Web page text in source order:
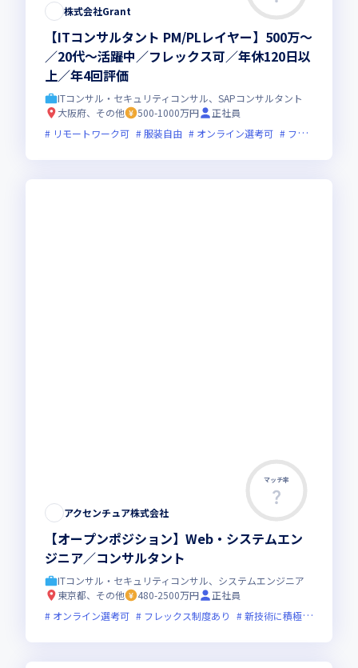
株式会社Grant
【ITコンサルタント PM/PLレイヤー】500万～
／20代～活躍中／フレックス可／年休120日以
上／年4回評価
ITコンサル・セキュリティコンサル、SAPコンサルタント
大阪府、その他
500-1000万円
正社員
リモートワーク可
服装自由 オンライン選考可 フレックス制度あり
マッチ率
アクセンチュア株式会社
【オープンポジション】Web・システムエン
ジニア／コンサルタント
ITコンサル・セキュリティコンサル、システムエンジニア
東京都、その他
480-2500万円
正社員
オンライン選考可
フレックス制度あり 新技術に積極的